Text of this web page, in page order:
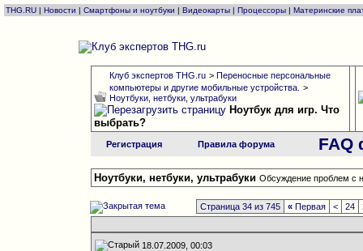
THG.RU | Новости | Смартфоны и ноутбуки | Видеокарты | Процессоры | Материнские
Клуб экспертов THG.ru > Переносные персональные
компьютеры и другие мобильные устройства. >
Ноутбуки, нетбуки, ультрабуки
Ноутбук для игр. Что
выбрать?
Регистрация Правила форума FAQ
Ноутбуки, нетбуки, ультрабуки Обсуждение проблем с
Страница 34 из 745 « Первая < 24
18.07.2009, 00:03